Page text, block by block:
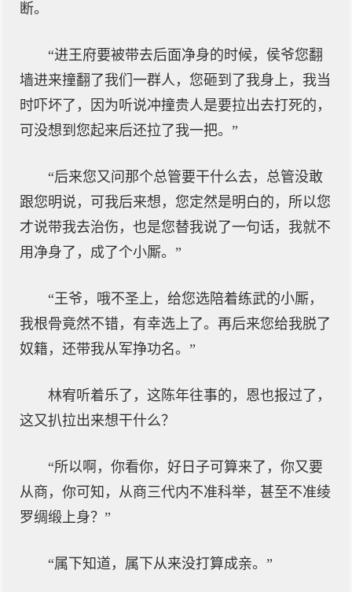
断。
“进王府要被带去后面净身的时候，侯爷您翻
墙进来撞翻了我们一群人，您砸到了我身上，我当
时吓坏了，因为听说冲撞贵人是要拉出去打死的，
可没想到您起来后还拉了我一把。”
“后来您又问那个总管要干什么去，总管没敢
跟您明说，可我后来想，您定然是明白的，所以您
才说带我去治伤，也是您替我说了一句话，我就不
用净身了，成了个小厮。”
“王爷，哦不圣上，给您选陪着练武的小厮，
我根骨竟然不错，有幸选上了。再后来您给我脱了
奴籍，还带我从军挣功名。”
林宥听着乐了，这陈年往事的，恩也报过了，
这又扒拉出来想干什么？
“所以啊，你看你，好日子可算来了，你又要
从商，你可知，从商三代内不准科举，甚至不准绫
罗绸缎上身？”
“属下知道，属下从来没打算成亲。”